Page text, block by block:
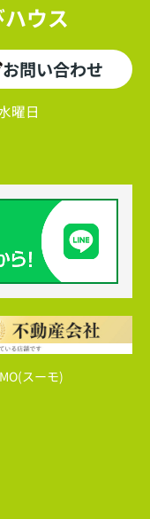
ウス
お問い合わせ
曜日